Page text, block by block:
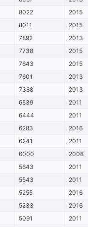
8022 2015
8011 2015
7892 2013
7738 2015
7643 2015
7601 2013
7388 2013
6539 2011
6444 2011
6283 2016
6241 2011
6000 2008
5643 2011
5543 2011
5255 2016
5233 2016
5091 2011